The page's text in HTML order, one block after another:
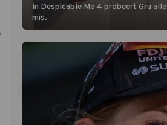
In Despicable Me 4 probeert Gru
mis.